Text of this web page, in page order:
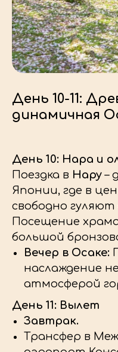
День 10-11:
динамичная
День 10: Нара и
Поездка в Нару –
Японии, где в
свободно
Посещение
большой
Вечер в Осаке:
наслаждение
атмосферой
День 11: Вылет
Завтрак.
Трансфер в
ЭТО СИНТЕЗ
КОТОРОМУ ВЁЛ
ИНТЕРЕСНЫЙ